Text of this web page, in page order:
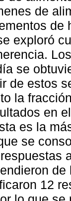
de
de
exploró
se
de estos
la
en
es la
se
12